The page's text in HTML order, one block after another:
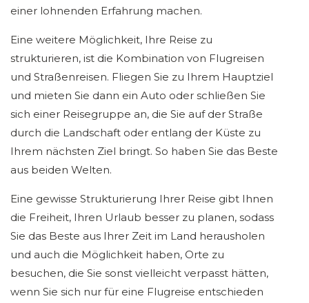
einer lohnenden Erfahrung machen.
Eine weitere Möglichkeit, Ihre Reise zu
strukturieren, ist die Kombination von Flugreisen
und Straßenreisen. Fliegen Sie zu Ihrem Hauptziel
und mieten Sie dann ein Auto oder schließen Sie
sich einer Reisegruppe an, die Sie auf der Straße
durch die Landschaft oder entlang der Küste zu
Ihrem nächsten Ziel bringt. So haben Sie das Beste
aus beiden Welten.
Eine gewisse Strukturierung Ihrer Reise gibt Ihnen
die Freiheit, Ihren Urlaub besser zu planen, sodass
Sie das Beste aus Ihrer Zeit im Land herausholen
und auch die Möglichkeit haben, Orte zu
besuchen, die Sie sonst vielleicht verpasst hätten,
wenn Sie sich nur für eine Flugreise entschieden